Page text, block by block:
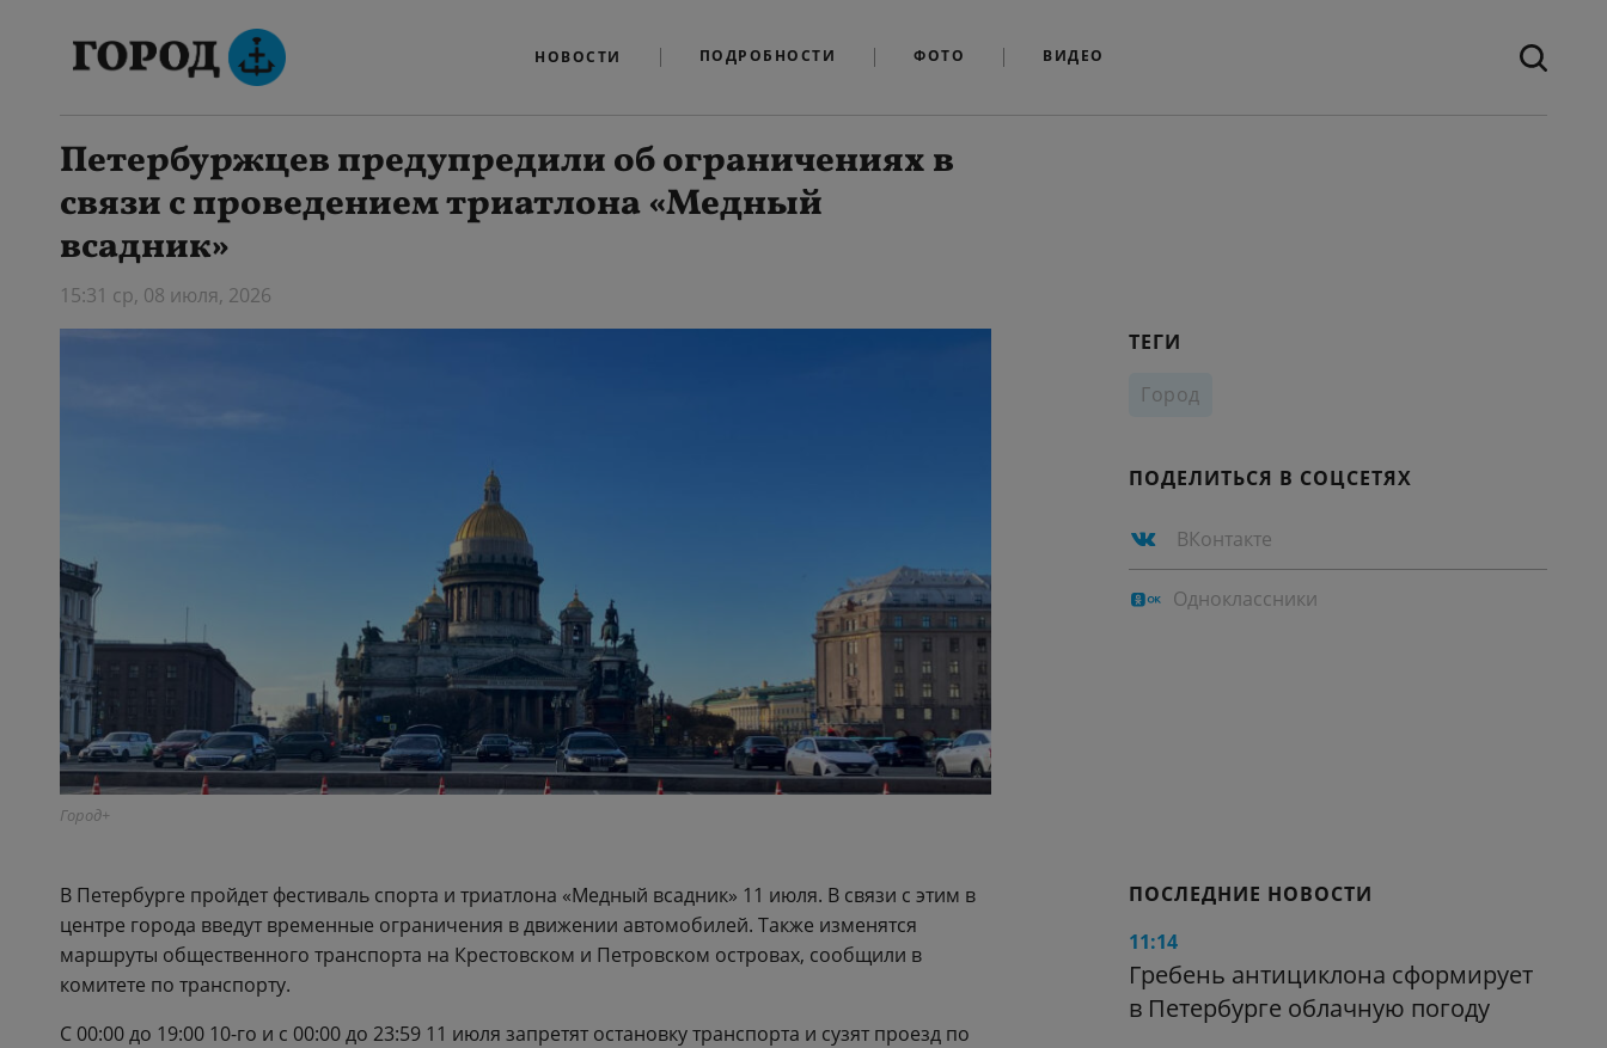
НОВОСТИ ПОДРОБНОСТИ ФОТО ВИДЕО
Петербуржцев предупредили об ограничениях в
связи с проведением триатлона «Медный
всадник»
15:31 ср, 08 июля, 2026
Город+
ТЕГИ
Город
ПОДЕЛИТЬСЯ В СОЦСЕТЯХ
ВКонтакте
Одноклассники
В Петербурге пройдет фестиваль спорта и триатлона «Медный всадник» 11 июля. В связи с этим в
центре города введут временные ограничения в движении автомобилей. Также изменятся
маршруты общественного транспорта на Крестовском и Петровском островах, сообщили в
комитете по транспорту.
С 00:00 до 19:00 10-го и с 00:00 до 23:59 11 июля запретят остановку транспорта и сузят проезд по
ПОСЛЕДНИЕ НОВОСТИ
11:14
Гребень антициклона сформирует
в Петербурге облачную погоду